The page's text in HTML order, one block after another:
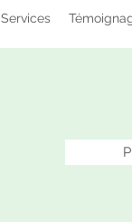
Services